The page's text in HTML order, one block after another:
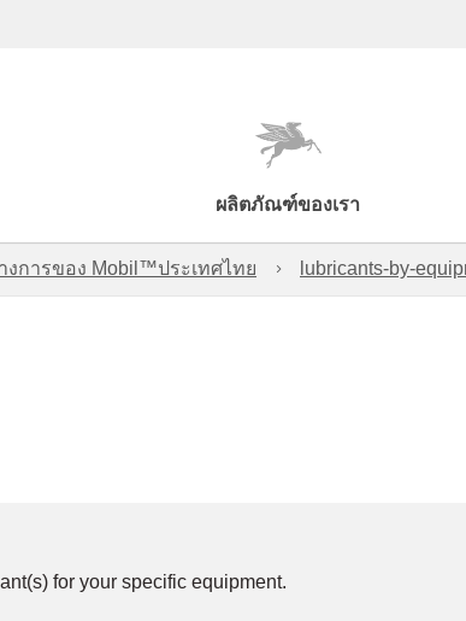
ผลิตภัณฑ์ของเรา
การของ Mobil™ประเทศไทย lubricants-by-
for your specific equipment.